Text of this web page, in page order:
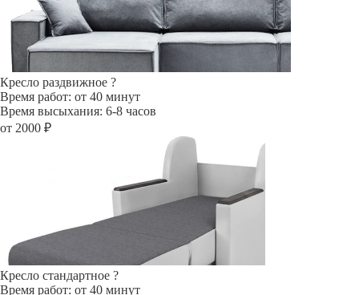
Кресло раздвижное ?
Время работ: от 40 минут
Время высыхания: 6-8 часов
от 2000 ₽
Кресло стандартное ?
Время работ: от 40 минут